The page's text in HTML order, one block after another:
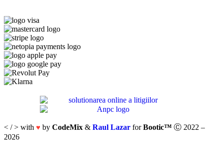
< / > with ♥ by CodeMix & Raul Lazar forBootic™ Ⓒ 2022 –
2026